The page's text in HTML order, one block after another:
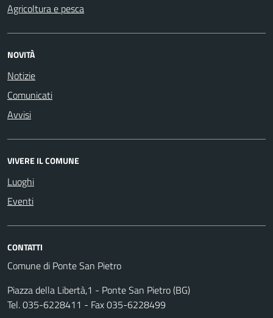
Agricoltura e pesca
NOVITÀ
Notizie
Comunicati
Avvisi
VIVERE IL COMUNE
Luoghi
Eventi
CONTATTI
Comune di Ponte San Pietro
Piazza della Libertà,1 - Ponte San Pietro (BG)
Tel. 035-6228411 - Fax 035-6228499